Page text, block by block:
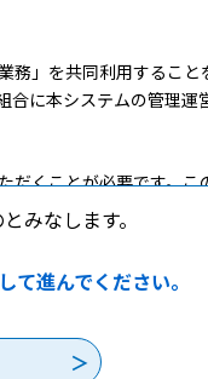
」を共同利用すること
に本システムの管理運
くことが必要です。こ
ものとみなします。何
みについても、この規
メールに記載されてい
みなします。
進んでください。